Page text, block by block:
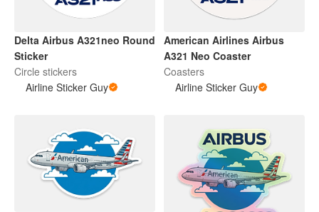
Delta Airbus A321neo Round
Sticker
Circle stickers
Airline Sticker Guy
American Airlines Airbus
A321 Neo Coaster
Coasters
Airline Sticker Guy